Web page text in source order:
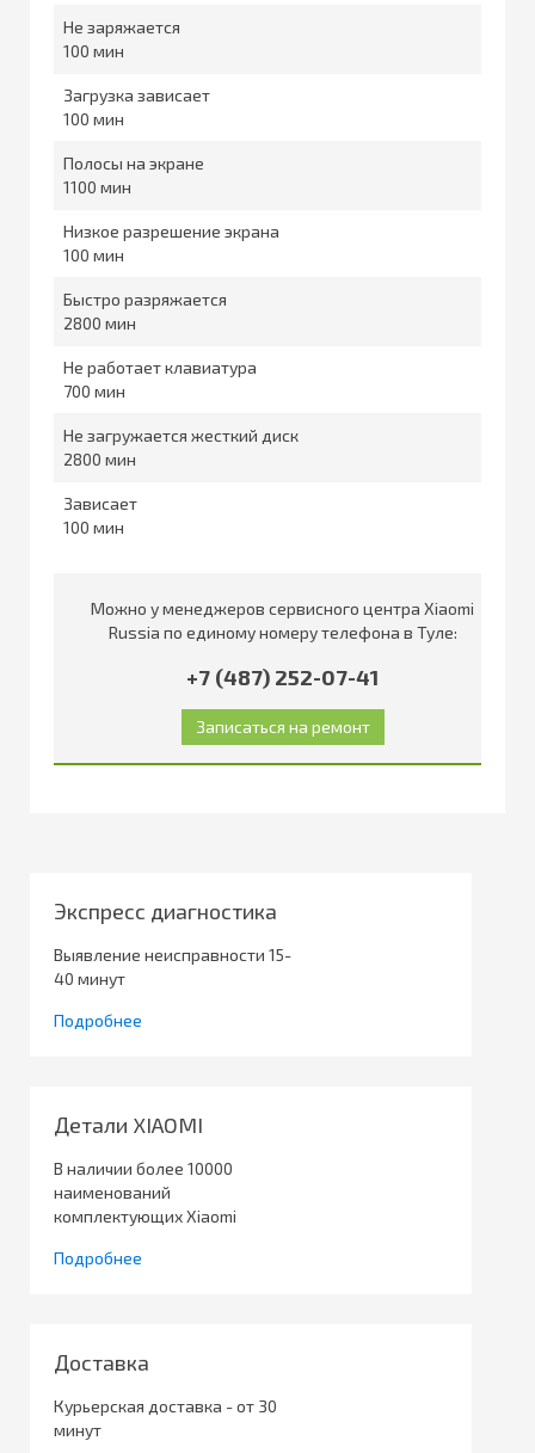
Не заряжается
100
Загрузка зависает
100
Полосы на экране
1100
Низкое разрешение экрана
100
Быстро разряжается
2800
Не работает клавиатура
700
Не загружается жесткий диск
2800
Зависает
100
Можно у менеджеров сервисного центра Xiaomi
Russia по единому номеру телефона в Туле:
+7 (487) 252-07-41
Экспресс диагностика
Выявление неисправности 15-
40 минут
Подробнее
Детали XIAOMI
В наличии более 10000
наименований
комплектующих Xiaomi
Подробнее
Доставка
Курьерская доставка - от 30
минут